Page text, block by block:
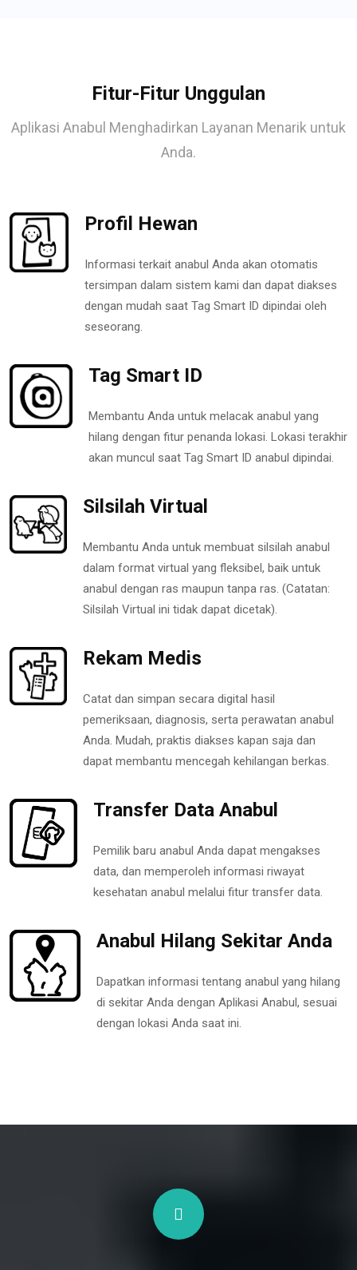
Fitur-Fitur Unggulan
Aplikasi Anabul Menghadirkan Layanan Menarik untuk
Anda.
Profil Hewan
Informasi terkait anabul Anda akan otomatis
tersimpan dalam sistem kami dan dapat diakses
dengan mudah saat Tag Smart ID dipindai oleh
seseorang.
Tag Smart ID
Membantu Anda untuk melacak anabul yang
hilang dengan fitur penanda lokasi. Lokasi terakhir
akan muncul saat Tag Smart ID anabul dipindai.
Silsilah Virtual
Membantu Anda untuk membuat silsilah anabul
dalam format virtual yang fleksibel, baik untuk
anabul dengan ras maupun tanpa ras. (Catatan:
Silsilah Virtual ini tidak dapat dicetak).
Rekam Medis
Catat dan simpan secara digital hasil
pemeriksaan, diagnosis, serta perawatan anabul
Anda. Mudah, praktis diakses kapan saja dan
dapat membantu mencegah kehilangan berkas.
Transfer Data Anabul
Pemilik baru anabul Anda dapat mengakses
data, dan memperoleh informasi riwayat
kesehatan anabul melalui fitur transfer data.
Anabul Hilang Sekitar Anda
Dapatkan informasi tentang anabul yang hilang
di sekitar Anda dengan Aplikasi Anabul, sesuai
dengan lokasi Anda saat ini.